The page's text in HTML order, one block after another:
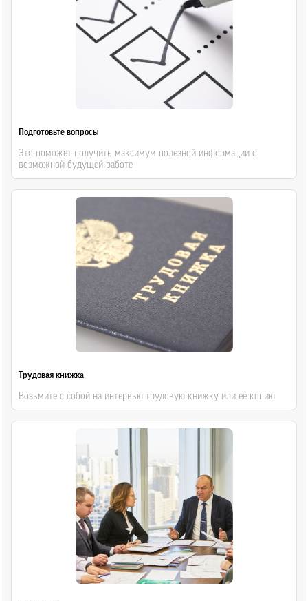
Подготовьте вопросы
Это поможет получить максимум полезной информации о
возможной будущей работе
Трудовая книжка
Возьмите с собой на интервью трудовую книжку или её копию